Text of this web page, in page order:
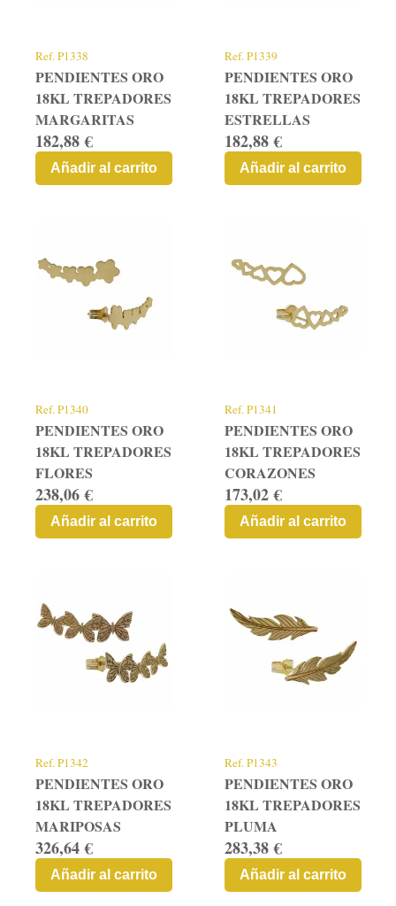
Ref.P1338
PENDIENTES ORO
18KL TREPADORES
MARGARITAS
182,88 €
Añadir al carrito
Ref.P1339
PENDIENTES ORO
18KL TREPADORES
ESTRELLAS
182,88 €
Añadir al carrito
Ref.P1340
PENDIENTES ORO
18KL TREPADORES
FLORES
238,06 €
Añadir al carrito
Ref.P1341
PENDIENTES ORO
18KL TREPADORES
CORAZONES
173,02 €
Añadir al carrito
Ref.P1342
PENDIENTES ORO
18KL TREPADORES
MARIPOSAS
326,64 €
Añadir al carrito
Ref.P1343
PENDIENTES ORO
18KL TREPADORES
PLUMA
283,38 €
Añadir al carrito